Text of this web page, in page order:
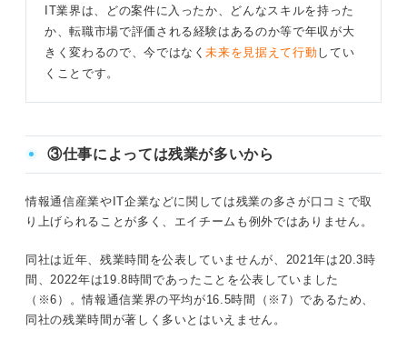
IT業界は、どの案件に入ったか、どんなスキルを持った
か、転職市場で評価される経験はあるのか等で年収が大
きく変わるので、今ではなく未来を見据えて行動してい
くことです。
③仕事によっては残業が多いから
情報通信産業やIT企業などに関しては残業の多さが口コミで取
り上げられることが多く、エイチームも例外ではありません。
同社は近年、残業時間を公表していませんが、2021年は20.3時
間、2022年は19.8時間であったことを公表していました
（※6）。情報通信業界の平均が16.5時間（※7）であるため、
同社の残業時間が著しく多いとはいえません。